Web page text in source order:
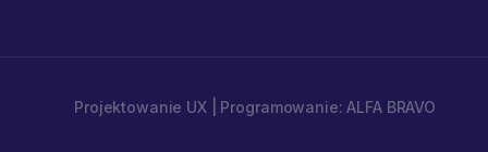
Projektowanie UX | Programowanie: ALFA BRAVO